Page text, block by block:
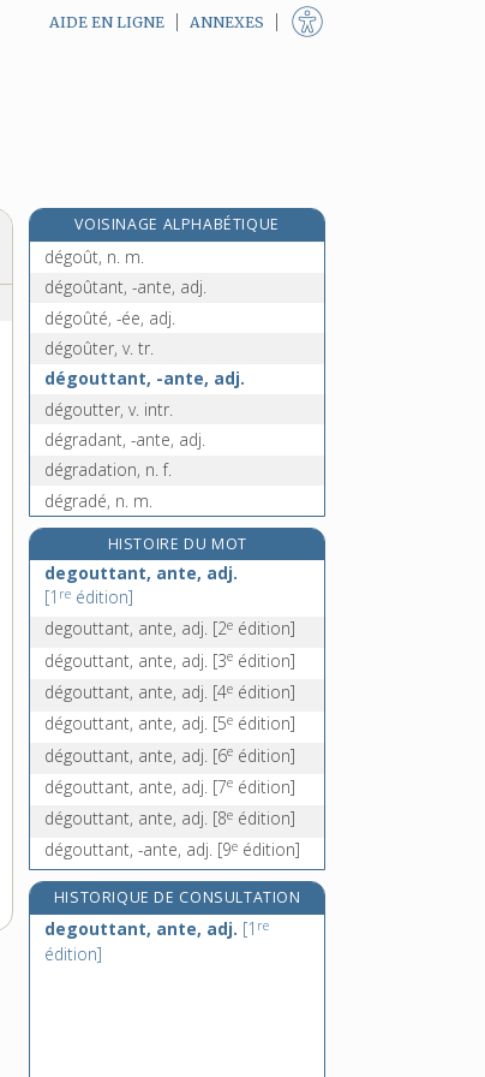
AIDE EN LIGNE ANNEXES
VOISINAGE ALPHABÉTIQUE
dégourdissement, n. m.
dégoût, n. m.
dégoûtant, -ante, adj.
dégoûté, -ée, adj.
dégoûter, v. tr.
dégouttant, -ante, adj.
dégoutter, v. intr.
dégradant, -ante, adj.
dégradation, n. f.
dégradé, n. m.
dégrader, v. tr.
dégrafer, v. tr.
dégraissage, n. m.
dégraissant, -ante, adj.
dégraissement, n. m. [7 édition]
HISTOIRE DU MOT
degouttant, ante, adj.
[1 re édition]
degouttant, ante, adj. [2e édition]
dégouttant, ante, adj. [3e édition]
dégouttant, ante, adj. [4e édition]
dégouttant, ante, adj. [5e édition]
dégouttant, ante, adj. [6e édition]
dégouttant, ante, adj. [7e édition]
dégouttant, ante, adj. [8e édition]
dégouttant, -ante, adj. [9e édition]
HISTORIQUE DE CONSULTATION
degouttant, ante, adj. [1 re
édition]